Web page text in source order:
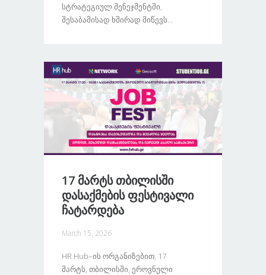
Სტრატეგიულ Მენეჯმენტში,
Შესაბამისად Ხშირად Მიწევს...
17 Მარტს Თბილისში
Დასაქმების Ფესტივალი
Ჩატარდება
March 15, 2026
HR Hub–Ის Ორგანიზებით, 17
Მარტს, Თბილისში, Ეროვნული